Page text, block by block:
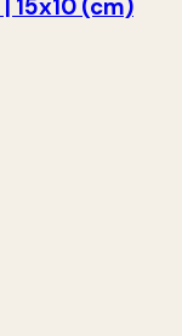
15x10 (cm)